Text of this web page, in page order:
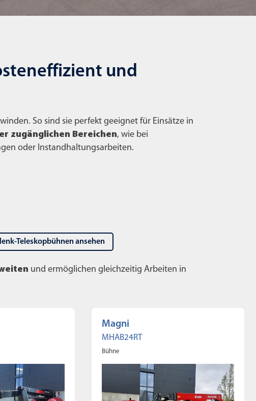
und
So sind sie perfekt geeignet für Einsätze in
zugänglichen Bereichen, wie bei
oder Instandhaltungsarbeiten.
Teleskopbühnen ansehen
und ermöglichen gleichzeitig Arbeiten in
Magni
MHAB24RT
Bühne